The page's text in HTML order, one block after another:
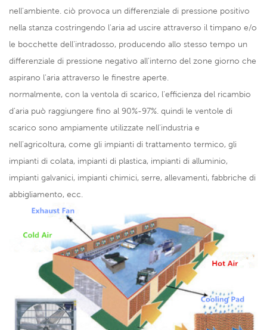
nell'ambiente. ciò provoca un differenziale di pressione positivo
nella stanza costringendo l'aria ad uscire attraverso il timpano e/o
le bocchette dell'intradosso, producendo allo stesso tempo un
differenziale di pressione negativo all'interno del zone giorno che
aspirano l'aria attraverso le finestre aperte.
normalmente, con la ventola di scarico, l'efficienza del ricambio
d'aria può raggiungere fino al 90%-97%. quindi le ventole di
scarico sono ampiamente utilizzate nell'industria e
nell'agricoltura, come gli impianti di trattamento termico, gli
impianti di colata, impianti di plastica, impianti di alluminio,
impianti galvanici, impianti chimici, serre, allevamenti, fabbriche di
abbigliamento, ecc.